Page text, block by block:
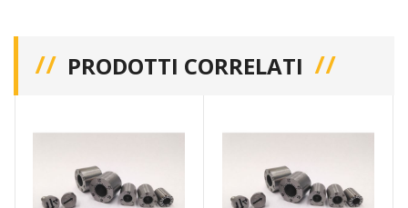
PRODOTTI CORRELATI